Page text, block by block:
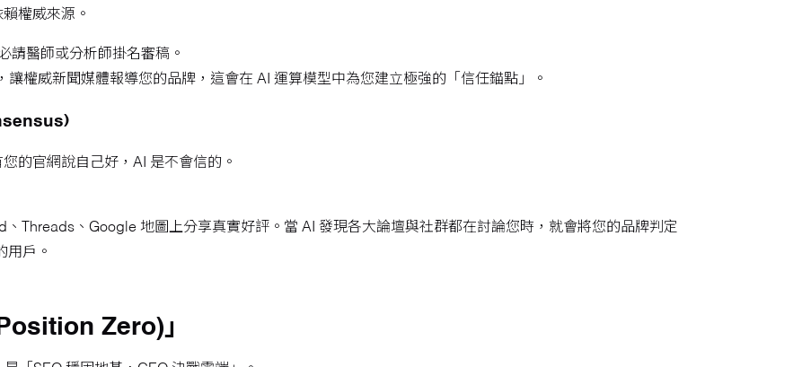
權威來源。
請醫師或分析師掛名審稿。
讓權威新聞媒體報導您的品牌，這會在 AI 運算模型中為您建立極強的「信任錨點」。
的官網說自己好，AI 是不會信的。
、Threads、Google 地圖上分享真實好評。當 AI 發現各大論壇與社群都在討論您時，就會將您的品牌判定
用戶。
Zero)」